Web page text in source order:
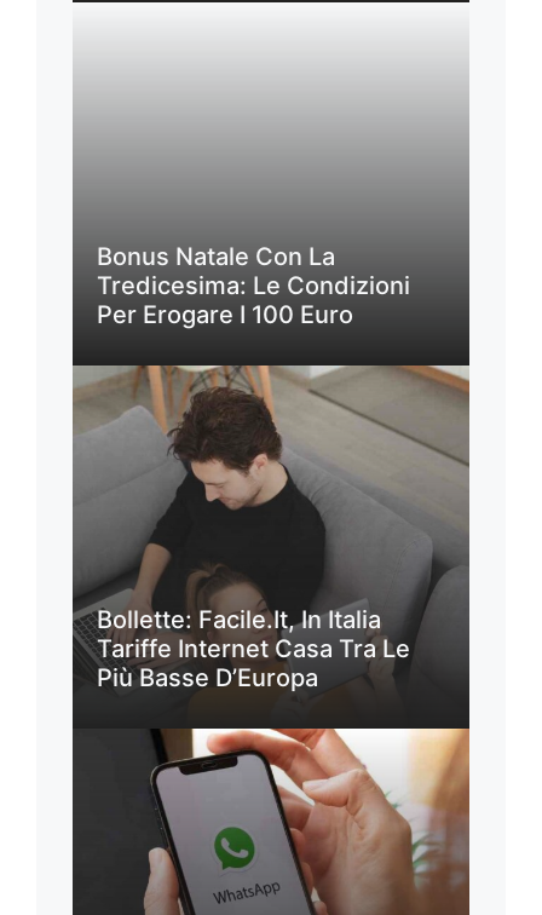
Bonus Natale Con La
Tredicesima: Le Condizioni
Per Erogare I 100 Euro
Bollette: Facile.it, In Italia
Tariffe Internet Casa Tra Le
Più Basse D’Europa